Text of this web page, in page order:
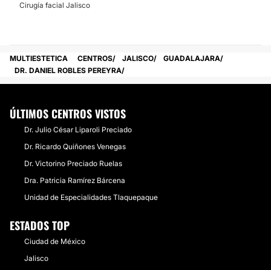
Cirugía facial Jalisco
MULTIESTETICA CENTROS JALISCO
GUADALAJARA
DR. DANIEL ROBLES PEREYRA
ÚLTIMOS CENTROS VISTOS
Dr. Julio César Liparoli Preciado
Dr. Ricardo Quiñones Venegas
Dr. Victorino Preciado Ruelas
Dra. Patricia Ramírez Bárcena
Unidad de Especialidades Tlaquepaque
ESTADOS TOP
Ciudad de México
Jalisco